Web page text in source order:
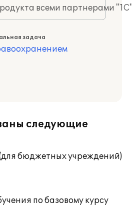
всеми партнерами
задача
следующие
бюджетных учреждений)
по базовому курсу